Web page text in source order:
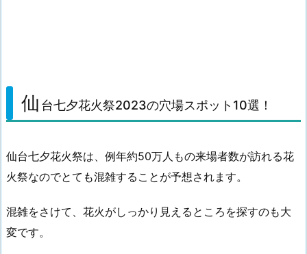
仙 台七夕花火祭2023の穴場スポット10選！
仙台七夕花火祭は、例年約50万人もの来場者数が訪れる花
火祭なのでとても混雑することが予想されます。
混雑をさけて、花火がしっかり見えるところを探すのも大
変です。